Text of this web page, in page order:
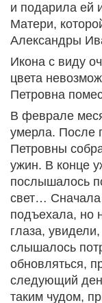
и подарила ей
Матери,
Александры
Икона с виду
цвета
Петровна
В феврале
умерла. После
Петровны
ужин. В конце
послышалось
свет…
подъехала, но
глаза,
слышалось
обновляться,
следующий
таким чудом,